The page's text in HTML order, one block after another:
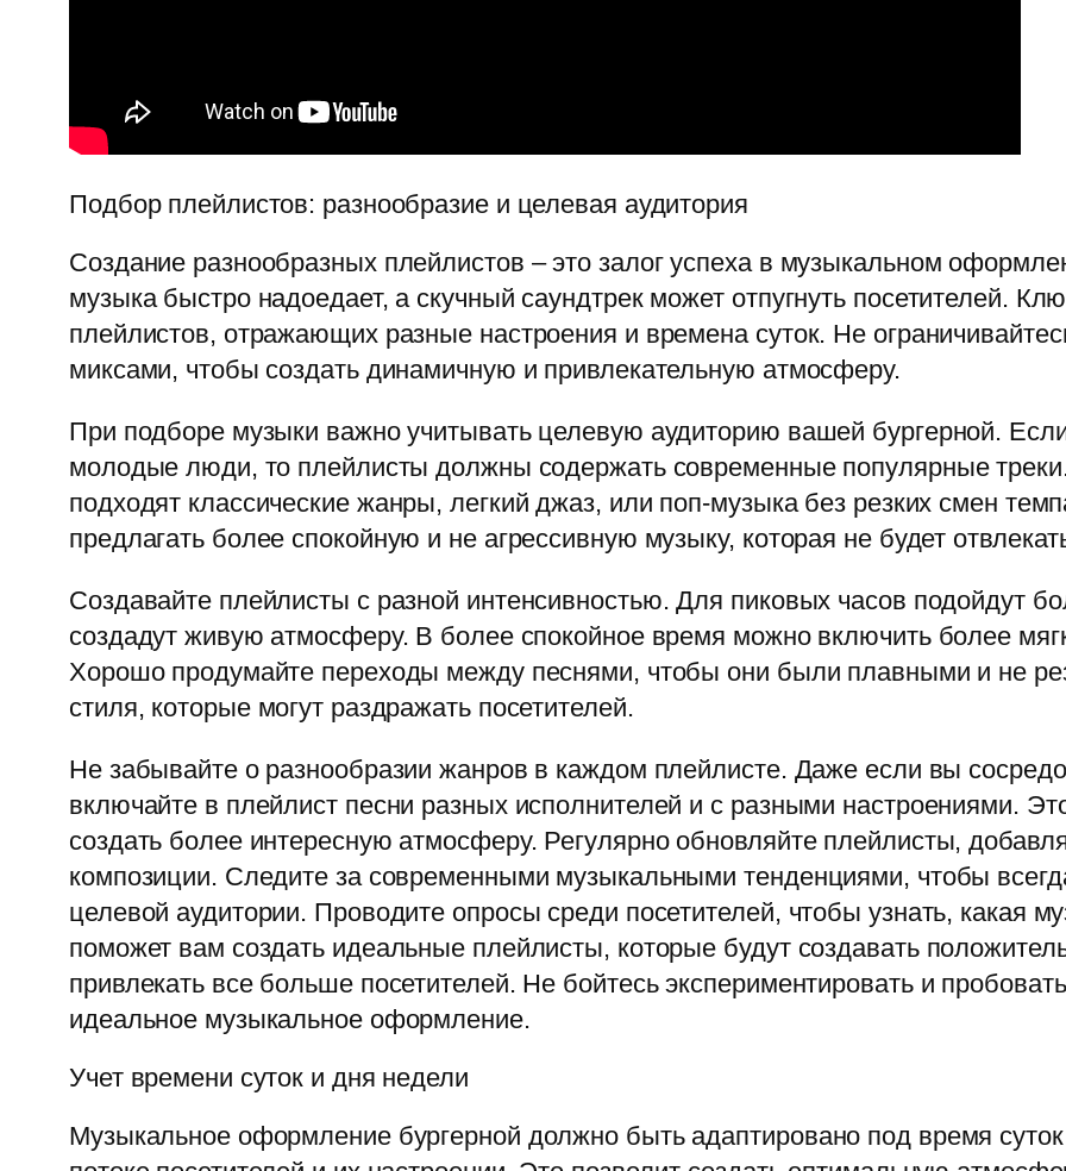
Подбор плейлистов: разнообразие и целевая аудитория
Создание разнообразных плейлистов – это залог успеха в музыкальном
музыка быстро надоедает, а скучный саундтрек может отпугнуть посетителей.
плейлистов, отражающих разные настроения и времена суток. Не
миксами, чтобы создать динамичную и привлекательную атмосферу.
При подборе музыки важно учитывать целевую аудиторию вашей бургерной.
молодые люди, то плейлисты должны содержать современные популярные
подходят классические жанры, легкий джаз, или поп-музыка без резких смен
предлагать более спокойную и не агрессивную музыку, которая не будет
Создавайте плейлисты с разной интенсивностью. Для пиковых часов подойдут
создадут живую атмосферу. В более спокойное время можно включить более
Хорошо продумайте переходы между песнями, чтобы они были плавными и не
стиля, которые могут раздражать посетителей.
Не забывайте о разнообразии жанров в каждом плейлисте. Даже если вы
включайте в плейлист песни разных исполнителей и с разными настроениями.
создать более интересную атмосферу. Регулярно обновляйте плейлисты,
композиции. Следите за современными музыкальными тенденциями, чтобы
целевой аудитории. Проводите опросы среди посетителей, чтобы узнать, какая
поможет вам создать идеальные плейлисты, которые будут создавать
привлекать все больше посетителей. Не бойтесь экспериментировать и
идеальное музыкальное оформление.
Учет времени суток и дня недели
Музыкальное оформление бургерной должно быть адаптировано под время